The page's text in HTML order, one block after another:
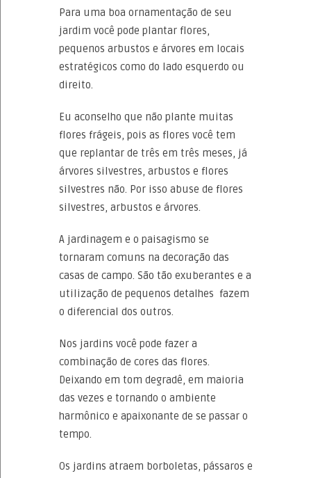
Para uma boa ornamentação de seu
jardim você pode plantar flores,
pequenos arbustos e árvores em locais
estratégicos como do lado esquerdo ou
direito.
Eu aconselho que não plante muitas
flores frágeis, pois as flores você tem
que replantar de três em três meses, já
árvores silvestres, arbustos e flores
silvestres não. Por isso abuse de flores
silvestres, arbustos e árvores.
A jardinagem e o paisagismo se
tornaram comuns na decoração das
casas de campo. São tão exuberantes e a
utilização de pequenos detalhes fazem
o diferencial dos outros.
Nos jardins você pode fazer a
combinação de cores das flores.
Deixando em tom degradê, em maioria
das vezes e tornando o ambiente
harmônico e apaixonante de se passar o
tempo.
Os jardins atraem borboletas, pássaros e